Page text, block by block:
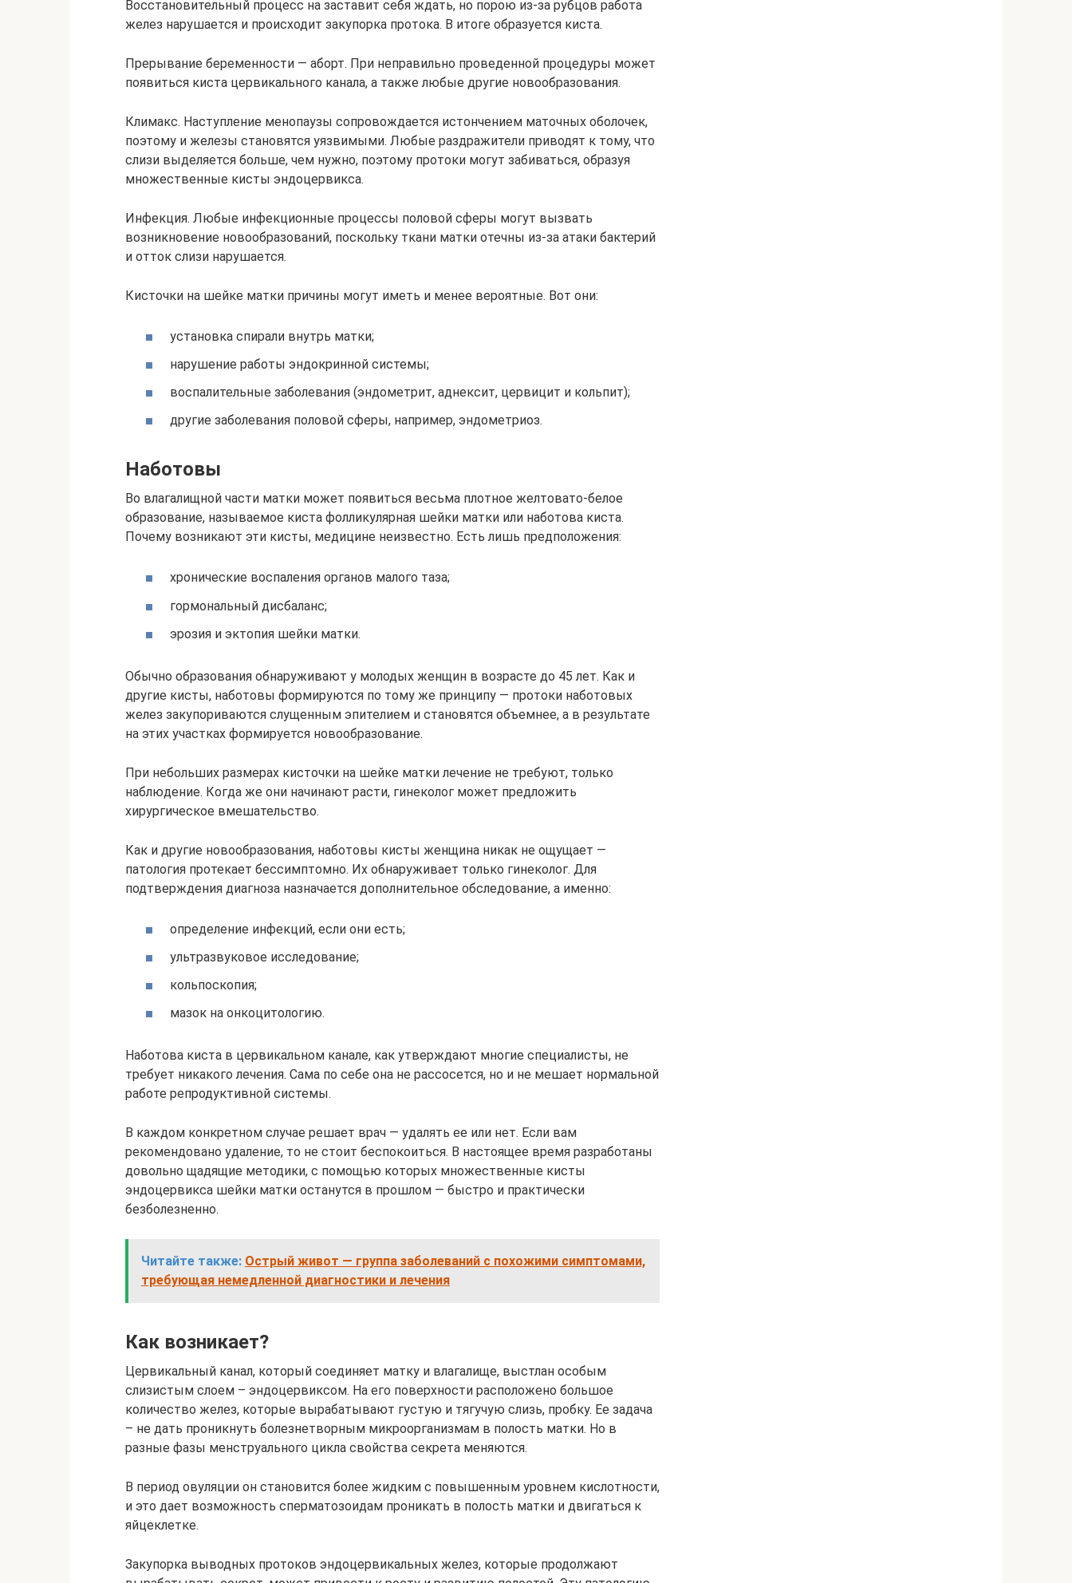
Восстановительный процесс на заставит себя ждать, но порою из-за рубцов работа
желез нарушается и происходит закупорка протока. В итоге образуется киста.
Прерывание беременности — аборт. При неправильно проведенной процедуры может
появиться киста цервикального канала, а также любые другие новообразования.
Климакс. Наступление менопаузы сопровождается истончением маточных оболочек,
поэтому и железы становятся уязвимыми. Любые раздражители приводят к тому, что
слизи выделяется больше, чем нужно, поэтому протоки могут забиваться, образуя
множественные кисты эндоцервикса.
Инфекция. Любые инфекционные процессы половой сферы могут вызвать
возникновение новообразований, поскольку ткани матки отечны из-за атаки бактерий
и отток слизи нарушается.
Кисточки на шейке матки причины могут иметь и менее вероятные. Вот они:
установка спирали внутрь матки;
нарушение работы эндокринной системы;
воспалительные заболевания (эндометрит, аднексит, цервицит и кольпит);
другие заболевания половой сферы, например, эндометриоз.
Наботовы
Во влагалищной части матки может появиться весьма плотное желтовато-белое
образование, называемое киста фолликулярная шейки матки или наботова киста.
Почему возникают эти кисты, медицине неизвестно. Есть лишь предположения:
хронические воспаления органов малого таза;
гормональный дисбаланс;
эрозия и эктопия шейки матки.
Обычно образования обнаруживают у молодых женщин в возрасте до 45 лет. Как и
другие кисты, наботовы формируются по тому же принципу — протоки наботовых
желез закупориваются слущенным эпителием и становятся объемнее, а в результате
на этих участках формируется новообразование.
При небольших размерах кисточки на шейке матки лечение не требуют, только
наблюдение. Когда же они начинают расти, гинеколог может предложить
хирургическое вмешательство.
Как и другие новообразования, наботовы кисты женщина никак не ощущает —
патология протекает бессимптомно. Их обнаруживает только гинеколог. Для
подтверждения диагноза назначается дополнительное обследование, а именно:
определение инфекций, если они есть;
ультразвуковое исследование;
кольпоскопия;
мазок на онкоцитологию.
Наботова киста в цервикальном канале, как утверждают многие специалисты, не
требует никакого лечения. Сама по себе она не рассосется, но и не мешает нормальной
работе репродуктивной системы.
В каждом конкретном случае решает врач — удалять ее или нет. Если вам
рекомендовано удаление, то не стоит беспокоиться. В настоящее время разработаны
довольно щадящие методики, с помощью которых множественные кисты
эндоцервикса шейки матки останутся в прошлом — быстро и практически
безболезненно.
Читайте также: Острый живот — группа заболеваний с похожими симптомами,
требующая немедленной диагностики и лечения
Как возникает?
Цервикальный канал, который соединяет матку и влагалище, выстлан особым
слизистым слоем – эндоцервиксом. На его поверхности расположено большое
количество желез, которые вырабатывают густую и тягучую слизь, пробку. Ее задача
– не дать проникнуть болезнетворным микроорганизмам в полость матки. Но в
разные фазы менструального цикла свойства секрета меняются.
В период овуляции он становится более жидким с повышенным уровнем кислотности,
и это дает возможность сперматозоидам проникать в полость матки и двигаться к
яйцеклетке.
Закупорка выводных протоков эндоцервикальных желез, которые продолжают